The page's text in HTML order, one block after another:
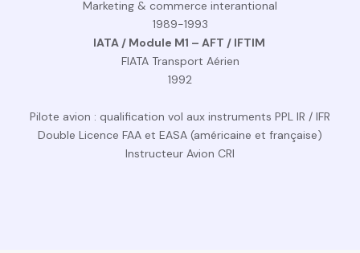
Marketing & commerce interantional
1989-1993
IATA / Module M1 – AFT / IFTIM
FIATA Transport Aérien
1992
Pilote avion : qualification vol aux instruments PPL IR / IFR
Double Licence FAA et EASA (américaine et française)
Instructeur Avion CRI